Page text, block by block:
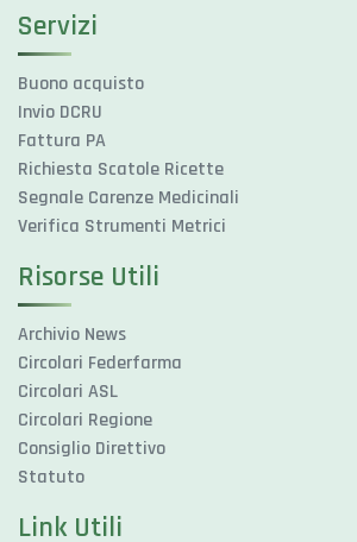
Servizi
Buono acquisto
Invio DCRU
Fattura PA
Richiesta Scatole Ricette
Segnale Carenze Medicinali
Verifica Strumenti Metrici
Risorse Utili
Archivio News
Circolari Federfarma
Circolari ASL
Circolari Regione
Consiglio Direttivo
Statuto
Link Utili